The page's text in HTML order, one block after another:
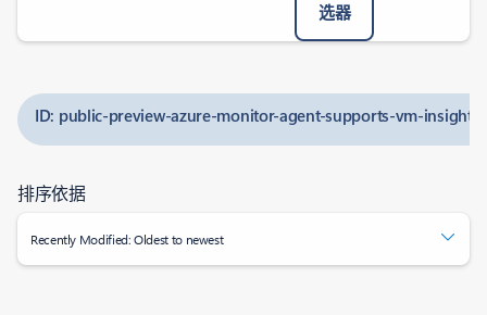
选器
ID: public-preview-azure-monitor-agent-supports-vm-
排序依据
Recently Modified: Oldest to newest